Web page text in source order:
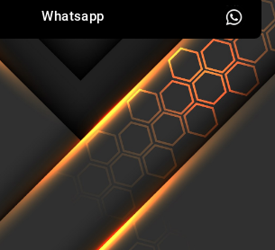
Whatsapp